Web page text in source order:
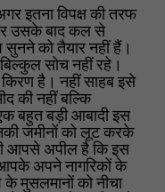
इतना विपक्ष की तरफ
उसके बाद कल से
को तैयार नहीं हैं।
सोच नहीं रहे।
है। नहीं साहब इसे
की नहीं बल्कि
बहुत बड़ी आबादी इस
जमीनों को लूट करके
आपसे अपील है कि इस
अपने नागरिकों के
मुसलमानों को नीचा